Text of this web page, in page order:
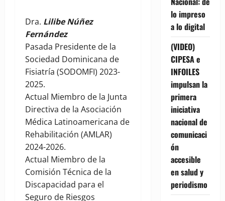
Dra. Lilibe Núñez
Fernández
Pasada Presidente de la
Sociedad Dominicana de
Fisiatría (SODOMFI) 2023-
2025.
Actual Miembro de la Junta
Directiva de la Asociación
Médica Latinoamericana de
Rehabilitación (AMLAR)
2024-2026.
Actual Miembro de la
Comisión Técnica de la
Discapacidad para el
Seguro de Riesgos
lo impreso
a lo digital
(VIDEO)
CIPESA e
INFOILES
impulsan la
primera
iniciativa
nacional de
comunicaci
ón
accesible
en salud y
periodismo